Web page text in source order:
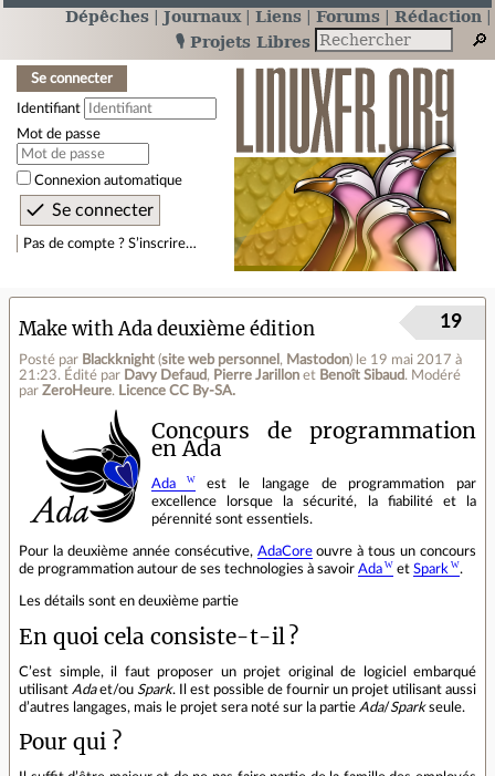
Dépêches Journaux Liens Forums
Rédaction
🎙️ Projets Libres
Se connecter
Identifiant
Mot de passe
Connexion automatique
Pas de compte ? S’inscrire…
Make with Ada deuxième édition
Posté par Blackknight (site web personnel , Mastodon) le 19 mai 2017 à
21:23. Édité par Davy Defaud, Pierre Jarillon et Benoît Sibaud. Modéré
par ZeroHeure. Licence CC By‑SA.
19
Concours de programmation
en Ada
Ada
est le langage de programmation par
excellence lorsque la sécurité, la fiabilité et la
pérennité sont essentiels.
Pour la deuxième année consécutive, AdaCoreouvre à tous un concours
de programmation autour de ses technologies à savoir Ada et Spark .
Les détails sont en deuxième partie
En quoi cela consiste‐t‐il ?
C’est simple, il faut proposer un projet original de logiciel embarqué
utilisant Adaet/ou Spark. Il est possible de fournir un projet utilisant aussi
d’autres langages, mais le projet sera noté sur la partie Ada/Sparkseule.
Pour qui ?